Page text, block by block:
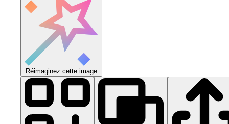
Réimaginez cette image